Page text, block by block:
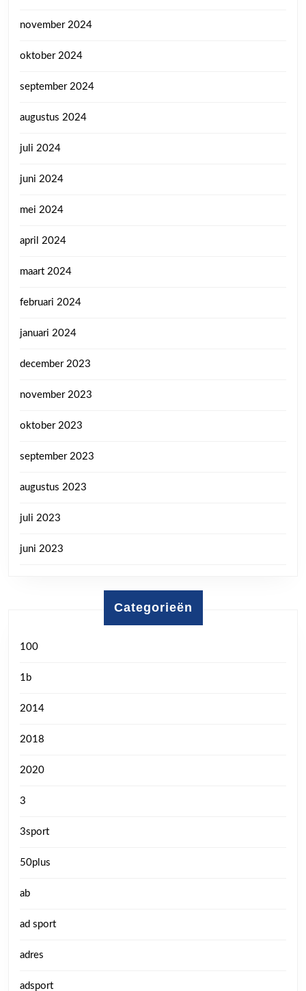
november 2024
oktober 2024
september 2024
augustus 2024
juli 2024
juni 2024
mei 2024
april 2024
maart 2024
februari 2024
januari 2024
december 2023
november 2023
oktober 2023
september 2023
augustus 2023
juli 2023
juni 2023
Categorieën
100
1b
2014
2018
2020
3
3sport
50plus
ab
ad sport
adres
adsport